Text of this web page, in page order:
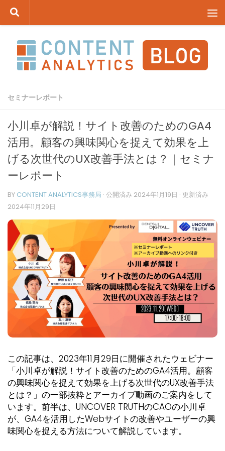
コンテンツへスキップ
セミナーレポート
小川卓が解説！サイト改善のためのGA4
活用。顧客の興味関心を捉えて効果を上
げる次世代のUX改善手法とは？｜セミナ
ーレポート
BY CONTENT ANALYTICS事務局 · 公開済み 2024年1月19日 · 更新済み
2024年11月29日
この記事は、2023年11月29日に開催されたウェビナー
「小川卓が解説！サイト改善のためのGA4活用。顧客
の興味関心を捉えて効果を上げる次世代のUX改善手法
とは？」の一部抜粋とアーカイブ動画のご案内をして
います。前半は、UNCOVER TRUTHのCAOの小川卓
が、GA4を活用したWebサイトの改善やユーザーの興
味関心を捉える方法について解説しています。